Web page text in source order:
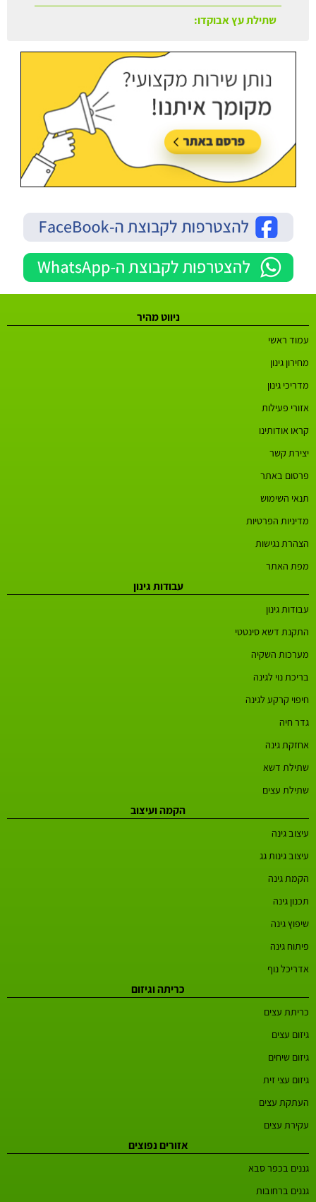
שתילת עץ אבוקדו:
ניווט מהיר
עמוד ראשי
מחירון גינון
מדריכי גינון
אזורי פעילות
קראו אודותינו
יצירת קשר
פרסום באתר
תנאי השימוש
מדיניות הפרטיות
הצהרת נגישות
מפת האתר
עבודות גינון
עבודות גינון
התקנת דשא סינטטי
מערכות השקיה
בריכת נוי לגינה
חיפוי קרקע לגינה
גדר חיה
אחזקת גינה
שתילת דשא
שתילת עצים
הקמה ועיצוב
עיצוב גינה
עיצוב גינות גג
הקמת גינה
תכנון גינה
שיפוץ גינה
פיתוח גינה
אדריכל נוף
כריתה וגיזום
כריתת עצים
גיזום עצים
גיזום שיחים
גיזום עצי זית
העתקת עצים
עקירת עצים
אזורים נפוצים
גננים בכפר סבא
גננים ברחובות